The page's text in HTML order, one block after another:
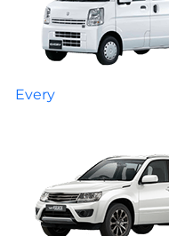
Every